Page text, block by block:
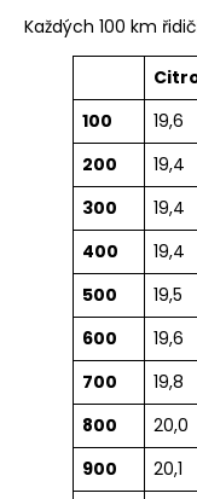
Každých 100 km
100
19,6
200
19,4
300
19,4
400
19,4
500
19,5
600
19,6
700
19,8
800
20,0
900
20,1